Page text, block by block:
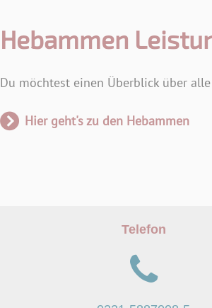
Hebammen
Du möchtest einen Überblick über
Hier geht's zu den Hebammen
Telefon